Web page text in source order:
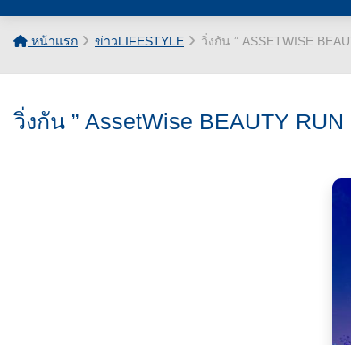
หน้าแรก ข่าวLIFESTYLE วิ่งกัน ” ASSETWISE
วิ่งกัน ” AssetWise BEAUTY